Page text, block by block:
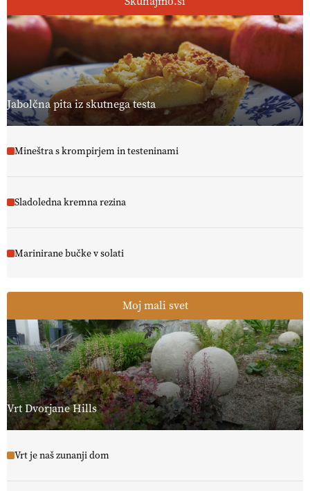
Jabolčna pita iz skutnega testa
Mineštra s krompirjem in testeninami
Sladoledna kremna rezina
Marinirane bučke v solati
Moj mali svet
Vrt Dvorjane Hills
Vrt je naš zunanji dom